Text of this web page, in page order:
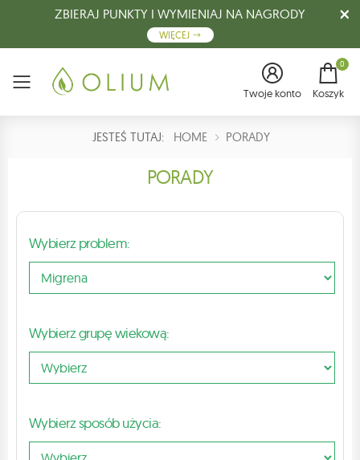
ZBIERAJ PUNKTY I WYMIENIAJ NA NAGRODY
WIĘCEJ
Menu Twoje konto
0
Koszyk
JESTEŚ TUTAJ: HOME PORADY
PORADY
Wybierz problem:
Wybierz grupę wiekową:
Wybierz sposób użycia: